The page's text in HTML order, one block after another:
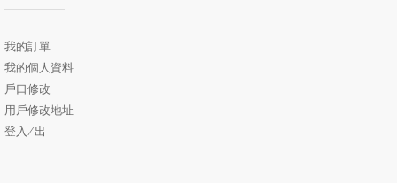
我的訂單
我的個人資料
戶口修改
用戶修改地址
登入/出